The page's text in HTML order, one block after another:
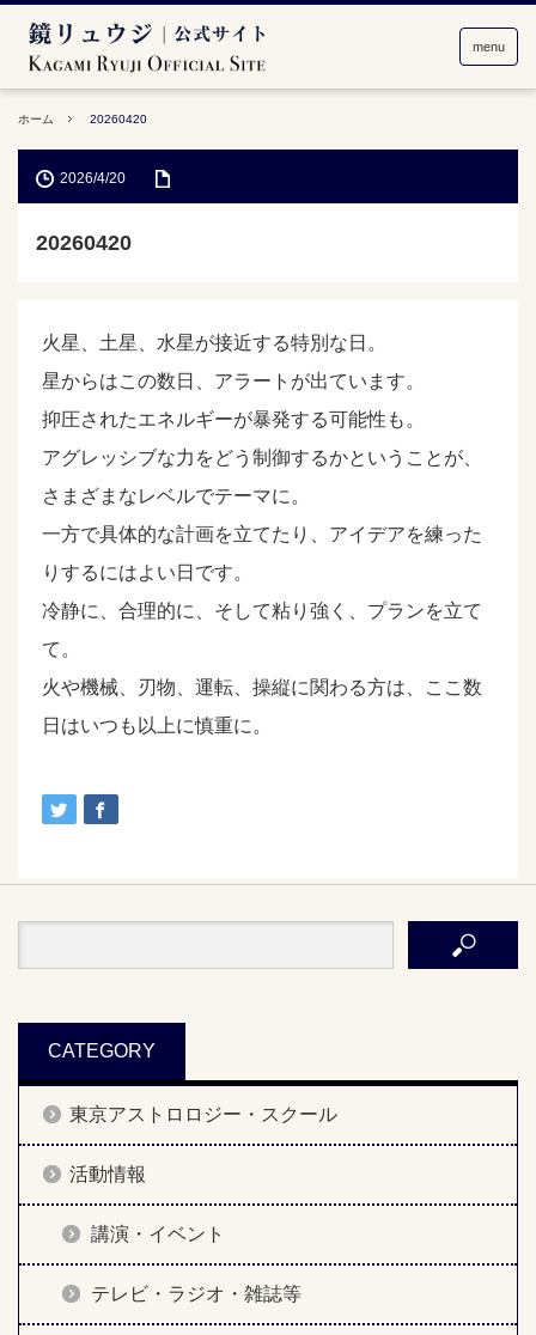
menu
ホーム 20260420
2026/4/20
20260420
火星、土星、水星が接近する特別な日。
星からはこの数日、アラートが出ています。
抑圧されたエネルギーが暴発する可能性も。
アグレッシブな力をどう制御するかということが、
さまざまなレベルでテーマに。
一方で具体的な計画を立てたり、アイデアを練った
りするにはよい日です。
冷静に、合理的に、そして粘り強く、プランを立て
て。
火や機械、刃物、運転、操縦に関わる方は、ここ数
日はいつも以上に慎重に。
CATEGORY
東京アストロロジー・スクール
活動情報
講演・イベント
テレビ・ラジオ・雑誌等